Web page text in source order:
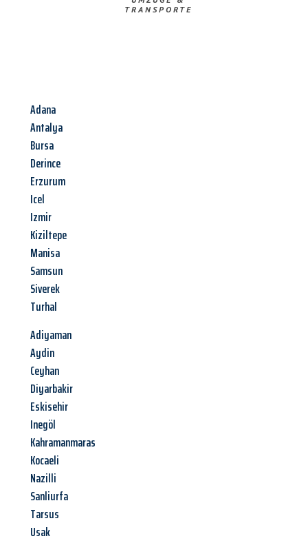
TRANSPORTE
Adana
Antalya
Bursa
Derince
Erzurum
Icel
Izmir
Kiziltepe
Manisa
Samsun
Siverek
Turhal
Adiyaman
Aydin
Ceyhan
Diyarbakir
Eskisehir
Inegöl
Kahramanmaras
Kocaeli
Nazilli
Sanliurfa
Tarsus
Usak